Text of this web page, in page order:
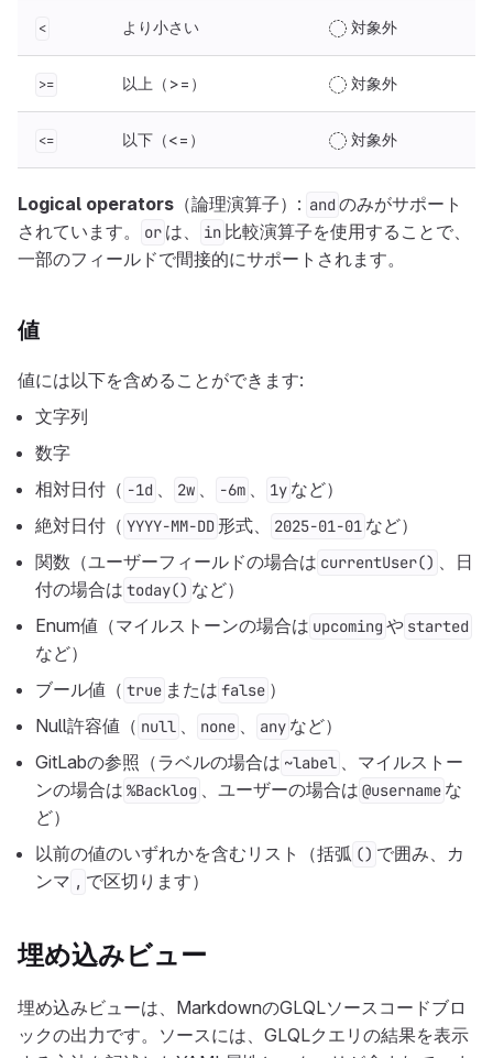
< より小さい 対象外
>= 以上（>=） 対象外
<= 以下（<=） 対象外
Logical operators （論理演算子）: and のみがサポート
されています。
or は、 in 比較演算子を使用することで、
一部のフィールドで間接的にサポートされます。
値
値には以下を含めることができます:
文字列
数字
相対日付（ -1d 、 2w 、 -6m 、 1y など）
絶対日付（ YYYY-MM-DD形式、 2025-01-01 など）
関数（ユーザーフィールドの場合は currentUser() 、日
付の場合は today() など）
Enum値（マイルストーンの場合は upcoming や started
など）
ブール値（ true または false ）
Null許容値（ null 、 none 、 any など）
GitLabの参照（ラベルの場合は ~label 、マイルストー
ンの場合は %Backlog 、ユーザーの場合は @username な
ど）
以前の値のいずれかを含むリスト（括弧 () で囲み、カ
ンマ , で区切ります）
埋め込みビュー
埋め込みビューは、MarkdownのGLQLソースコードブロ
ックの出力です。ソースには、GLQLクエリの結果を表示